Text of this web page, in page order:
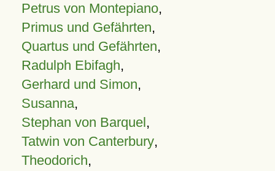
Petrus von Montepiano,
Primus und Gefährten,
Quartus und Gefährten,
Radulph Ebifagh,
Gerhard und Simon,
Susanna,
Stephan von Barquel,
Tatwin von Canterbury,
Theodorich,